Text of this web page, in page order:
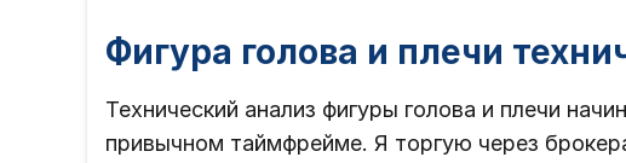
Фигура голова и плечи
Технический анализ фигуры голова и плечи
привычном таймфрейме. Я торгую через